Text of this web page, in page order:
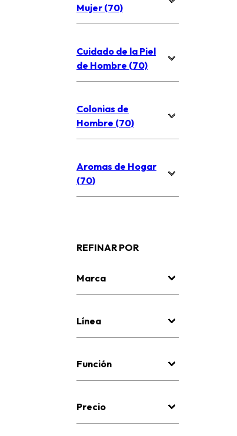
Mujer (70)
Cuidado de la Piel
de Hombre (70)
Colonias de
Hombre (70)
Aromas de Hogar
(70)
REFINAR POR
Marca
Línea
Función
Precio